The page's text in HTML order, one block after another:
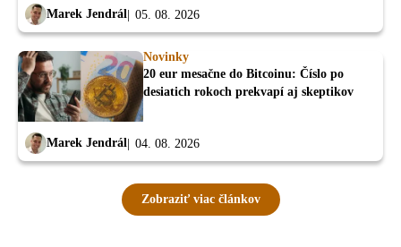
Marek Jendrál 05. 08. 2026
Novinky
20 eur mesačne do Bitcoinu: Číslo po
desiatich rokoch prekvapí aj skeptikov
Marek Jendrál 04. 08. 2026
Zobraziť viac článkov